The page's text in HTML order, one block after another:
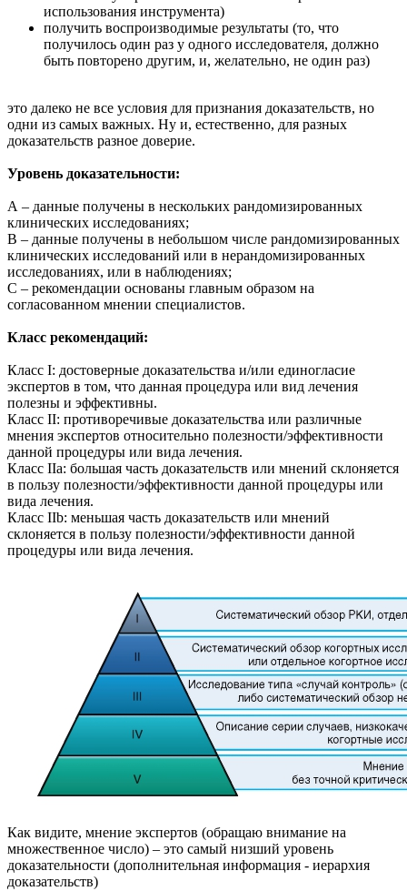
использования инструмента)
получить воспроизводимые результаты (то, что
получилось один раз у одного исследователя, должно
быть повторено другим, и, желательно, не один раз)
это далеко не все условия для признания доказательств, но
одни из самых важных. Ну и, естественно, для разных
доказательств разное доверие.
Уровень доказательности:
А – данные получены в нескольких рандомизированных
клинических исследованиях;
В – данные получены в небольшом числе рандомизированных
клинических исследований или в нерандомизированных
исследованиях, или в наблюдениях;
C – рекомендации основаны главным образом на
согласованном мнении специалистов.
Класс рекомендаций:
Класс I: достоверные доказательства и/или единогласие
экспертов в том, что данная процедура или вид лечения
полезны и эффективны.
Класс II: противоречивые доказательства или различные
мнения экспертов относительно полезности/эффективности
данной процедуры или вида лечения.
Класс IIa: большая часть доказательств или мнений склоняется
в пользу полезности/эффективности данной процедуры или
вида лечения.
Класс IIb: меньшая часть доказательств или мнений
склоняется в пользу полезности/эффективности данной
процедуры или вида лечения.
Как видите, мнение экспертов (обращаю внимание на
множественное число) – это самый низший уровень
доказательности (дополнительная информация - иерархия
доказательств)